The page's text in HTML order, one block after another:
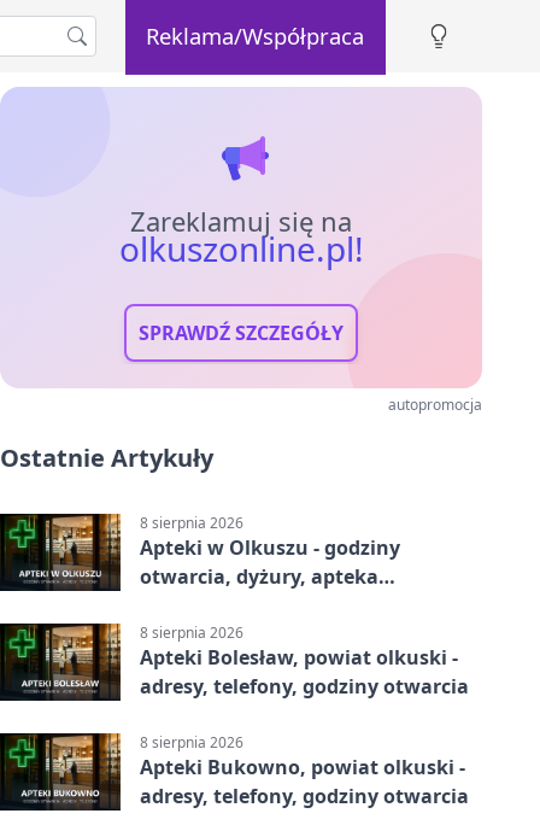
Reklama/Współpraca
Zareklamuj się na
olkuszonline.pl!
SPRAWDŹ SZCZEGÓŁY
autopromocja
Ostatnie Artykuły
8 sierpnia 2026
Apteki w Olkuszu - godziny
otwarcia, dyżury, apteka
8 sierpnia 2026
Apteki Bolesław, powiat olkuski -
adresy, telefony, godziny otwarcia
8 sierpnia 2026
Apteki Bukowno, powiat olkuski -
adresy, telefony, godziny otwarcia